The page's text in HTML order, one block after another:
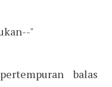
"
balas